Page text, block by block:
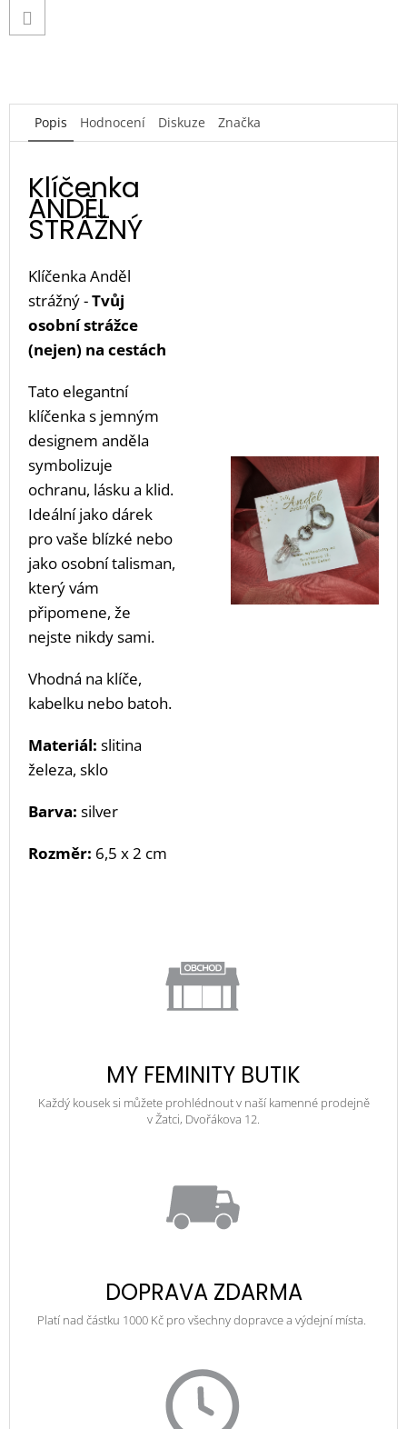
Popis Hodnocení Diskuze Značka
Klíčenka
ANDĚL
STRÁŽNÝ
Klíčenka Anděl
strážný -Tvůj
osobní strážce
(nejen) na cestách
Tato elegantní
klíčenka s jemným
designem anděla
symbolizuje
ochranu, lásku a klid.
Ideální jako dárek
pro vaše blízké nebo
jako osobní talisman,
který vám
připomene, že
nejste nikdy sami.
Vhodná na klíče,
kabelku nebo batoh.
Materiál: slitina
železa, sklo
Barva: silver
Rozměr: 6,5 x 2 cm
MY FEMINITY BUTIK
Každý kousek si můžete prohlédnout v naší kamenné prodejně
v Žatci, Dvořákova 12.
DOPRAVA ZDARMA
Platí nad částku 1000 Kč pro všechny dopravce a výdejní místa.